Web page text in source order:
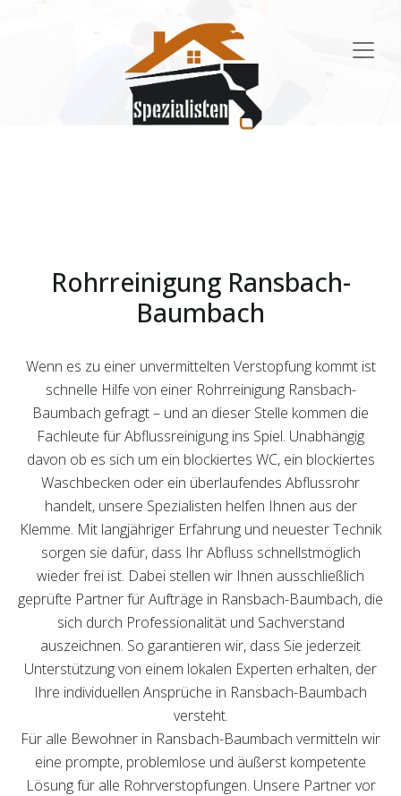
Rohrreinigung Ransbach-
Baumbach
Wenn es zu einer unvermittelten Verstopfung kommt ist
schnelle Hilfe von einer Rohrreinigung Ransbach-
Baumbach gefragt – und an dieser Stelle kommen die
Fachleute für Abflussreinigung ins Spiel. Unabhängig
davon ob es sich um ein blockiertes WC, ein blockiertes
Waschbecken oder ein überlaufendes Abflussrohr
handelt, unsere Spezialisten helfen Ihnen aus der
Klemme. Mit langjähriger Erfahrung und neuester Technik
sorgen sie dafür, dass Ihr Abfluss schnellstmöglich
wieder frei ist. Dabei stellen wir Ihnen ausschließlich
geprüfte Partner für Aufträge in Ransbach-Baumbach, die
sich durch Professionalität und Sachverstand
auszeichnen. So garantieren wir, dass Sie jederzeit
Unterstützung von einem lokalen Experten erhalten, der
Ihre individuellen Ansprüche in Ransbach-Baumbach
versteht.
Für alle Bewohner in Ransbach-Baumbach vermitteln wir
eine prompte, problemlose und äußerst kompetente
Lösung für alle Rohrverstopfungen. Unsere Partner vor